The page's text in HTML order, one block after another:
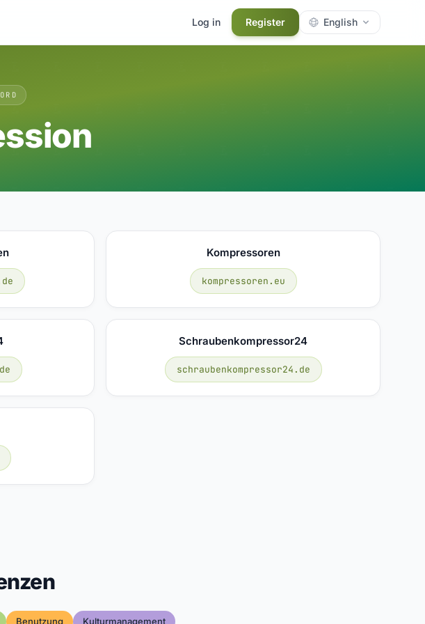
Log in Register English
Kompressoren
kompressoren.eu
Schraubenkompressor24
schraubenkompressor24.de
Benutzung Kulturmanagement